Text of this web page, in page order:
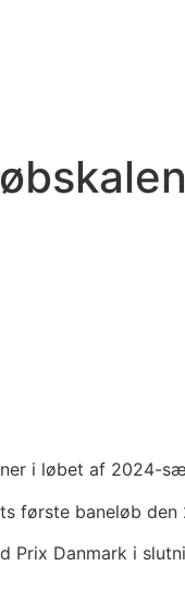
i løbet af 2024-
første baneløb
Prix Danmark i